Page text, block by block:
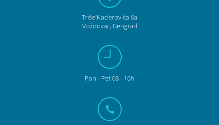
Triše Kaclerovića 6a
Voždovac, Beograd
Pon - Pet08 - 16h